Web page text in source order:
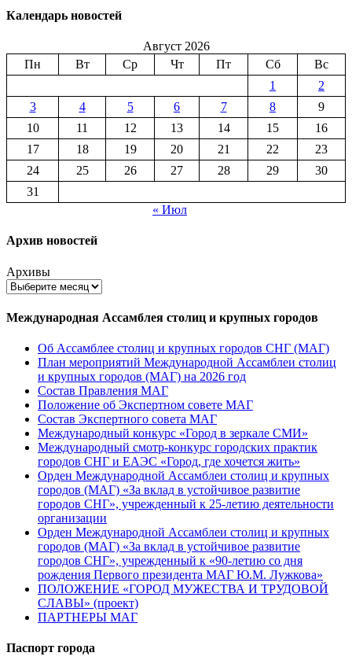
Календарь новостей
Август 2026
Пн
Вт Ср Чт Пт Сб
Вс
1
2
3
4 5 6 7 8
9
10
11 12 13 14 15
16
17
18 19 20 21 22
23
24
25 26 27 28 29
30
31
« Июл
Архив новостей
Архивы
Международная Ассамблея столиц и крупных городов
Об Ассамблее столиц и крупных городов СНГ (МАГ)
План мероприятий Международной Ассамблеи столиц
и крупных городов (МАГ) на 2026 год
Состав Правления МАГ
Положение об Экспертном совете МАГ
Состав Экспертного совета МАГ
Международный конкурс «Город в зеркале СМИ»
Международный смотр-конкурс городских практик
городов СНГ и ЕАЭС «Город, где хочется жить»
Орден Международной Ассамблеи столиц и крупных
городов (МАГ) «За вклад в устойчивое развитие
городов СНГ», учрежденный к 25-летию деятельности
организации
Орден Международной Ассамблеи столиц и крупных
городов (МАГ) «За вклад в устойчивое развитие
городов СНГ», учрежденный к «90-летию со дня
рождения Первого президента МАГ Ю.М. Лужкова»
ПОЛОЖЕНИЕ «ГОРОД МУЖЕСТВА И ТРУДОВОЙ
СЛАВЫ» (проект)
ПАРТНЕРЫ МАГ
Паспорт города